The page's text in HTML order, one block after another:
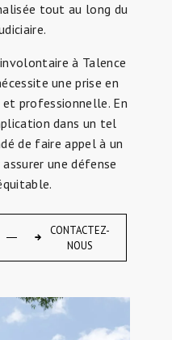
tout au long du
à Talence
une prise en
professionnelle. En
dans un tel
de faire appel à un
une défense
CONTACTEZ-
NOUS